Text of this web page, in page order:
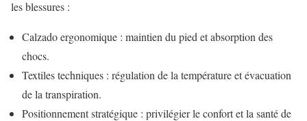
les blessures :
Calzado ergonomique : maintien du pied et absorption des
chocs.
Textiles techniques : régulation de la température et évacuation
de la transpiration.
Positionnement stratégique : privilégier le confort et la santé de